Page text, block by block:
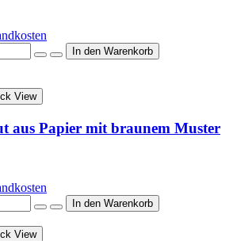
View
aus Papier mit braunem Muster
View